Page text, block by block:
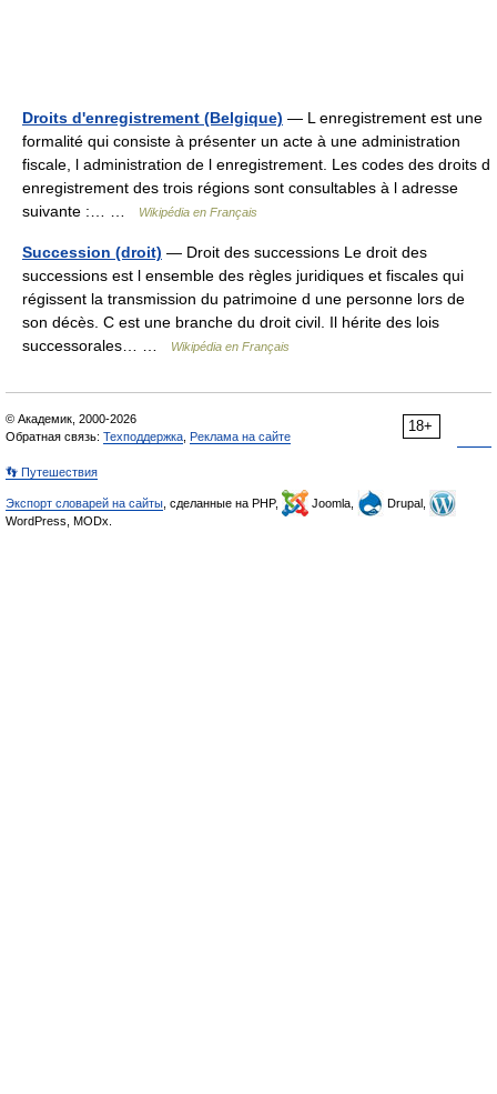
Droits d'enregistrement (Belgique) — L enregistrement est une
formalité qui consiste à présenter un acte à une administration
fiscale, l administration de l enregistrement. Les codes des droits d
enregistrement des trois régions sont consultables à l adresse
suivante :… …
Wikipédia en Français
Succession (droit) — Droit des successions Le droit des
successions est l ensemble des règles juridiques et fiscales qui
régissent la transmission du patrimoine d une personne lors de
son décès. C est une branche du droit civil. Il hérite des lois
successorales… …
Wikipédia en Français
18+
© Академик, 2000-2026
Обратная связь: Техподдержка Реклама на сайте
👣 Путешествия
Экспорт словарей на сайты , сделанные на PHP, Joomla,
Drupal,
WordPress, MODx.